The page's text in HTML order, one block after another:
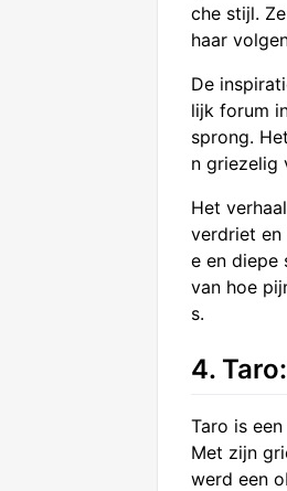
che stijl.
haar
De
lijk forum
sprong.
n griezelig
Het
verdriet en
e en diepe
van hoe
s.
4.
Taro is
Met zijn
werd een